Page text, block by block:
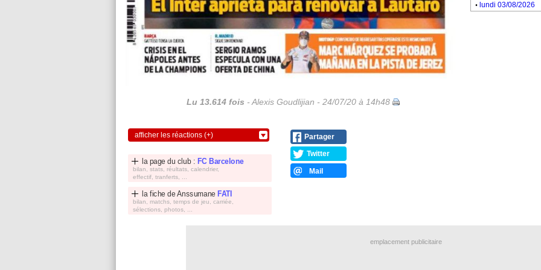
Lu 13.614 fois - Alexis Goudlijian - 24/07/20 à 14h48
afficher les réactions (+)
Partager
Twitter
Mail
la page du club : FC Barcelone
bilan, stats, réultats, calendrier,
effectif, tranferts, ...
la fiche de Anssumane FATI
bilan, matchs, temps de jeu, carriée,
sélections, photos, ...
. lundi 03/08/2026
emplacement publicitaire